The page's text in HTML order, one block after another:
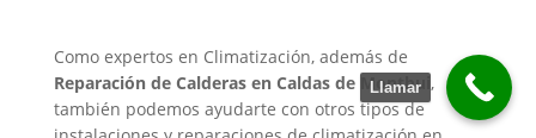
Como expertos en Climatización, además de
Reparación de Calderas en Caldas de Montbui ,
también podemos ayudarte con otros tipos de
Llamar